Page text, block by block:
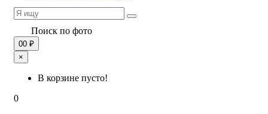
Поиск по фото
00 ₽
×
В корзине пусто!
0